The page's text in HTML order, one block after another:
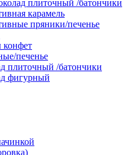
плиточный /батончики
карамель
пряники/печенье
конфет
печенье
плиточный /батончики
фигурный